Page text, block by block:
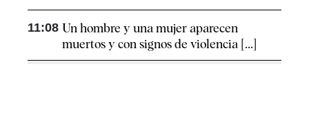
11:08 Un hombre y una mujer aparecen
muertos y con signos de violencia [...]